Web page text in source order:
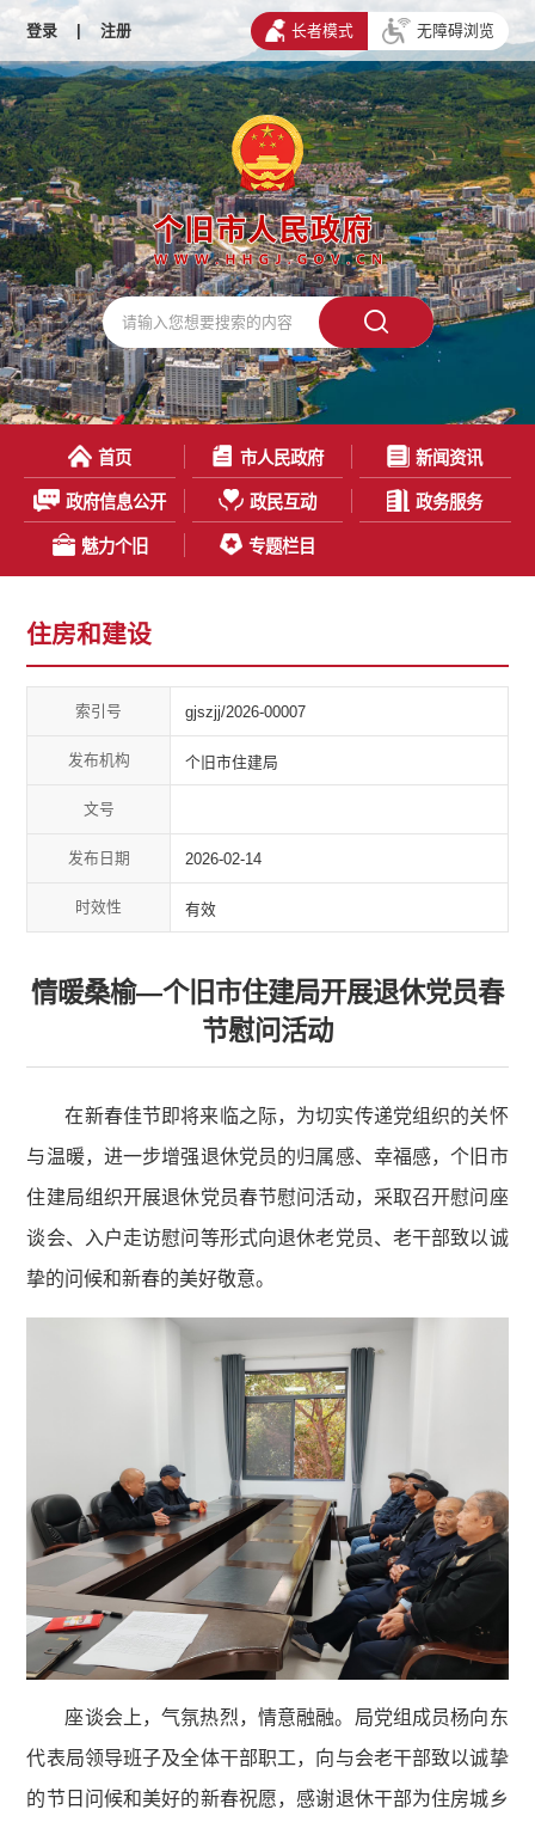
登录 | 注册 长者模式 无障碍浏览
首页 市人民政府 新闻资讯
政府信息公开 政民互动 政务服务
魅力个旧 专题栏目
住房和建设
索引号 gjszjj/2026-00007
发布机构 个旧市住建局
文号
发布日期 2026-02-14
时效性 有效
情暖桑榆—个旧市住建局开展退休党员春
节慰问活动
在新春佳节即将来临之际，为切实传递党组织的关怀
与温暖，进一步增强退休党员的归属感、幸福感，个旧市
住建局组织开展退休党员春节慰问活动，采取召开慰问座
谈会、入户走访慰问等形式向退休老党员、老干部致以诚
挚的问候和新春的美好敬意。
座谈会上，气氛热烈，情意融融。局党组成员杨向东
代表局领导班子及全体干部职工，向与会老干部致以诚挚
的节日问候和美好的新春祝愿，感谢退休干部为住房城乡